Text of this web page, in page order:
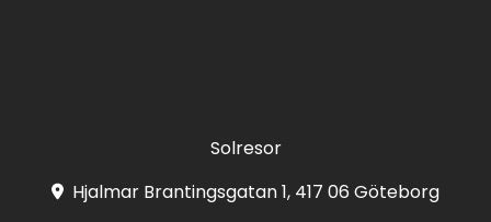
Solresor
Hjalmar Brantingsgatan 1, 417 06 Göteborg